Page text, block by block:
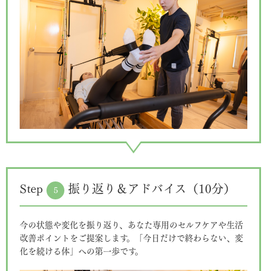
Step 5 振り返り＆アドバイス（10分）
今の状態や変化を振り返り、あなた専用のセルフケアや生活
改善ポイントをご提案します。「今日だけで終わらない、変
化を続ける体」への第一歩です。